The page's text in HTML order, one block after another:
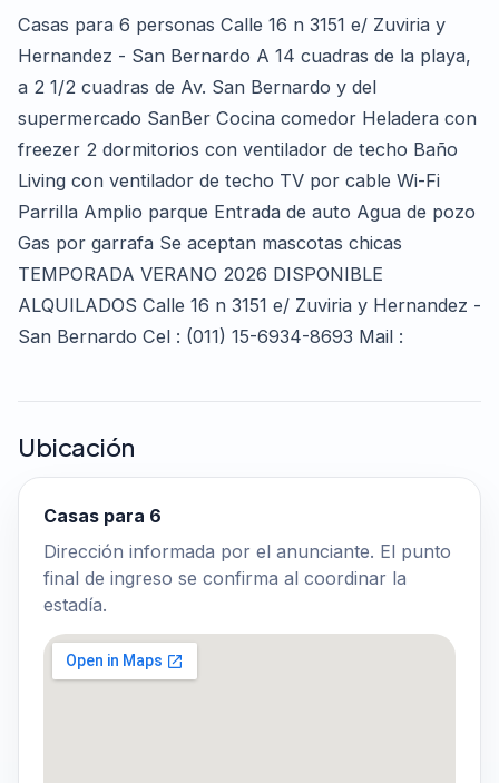
Casas para 6 personas Calle 16 n 3151 e/ Zuviria y
Hernandez - San Bernardo A 14 cuadras de la playa,
a 2 1/2 cuadras de Av. San Bernardo y del
supermercado SanBer Cocina comedor Heladera con
freezer 2 dormitorios con ventilador de techo Baño
Living con ventilador de techo TV por cable Wi-Fi
Parrilla Amplio parque Entrada de auto Agua de pozo
Gas por garrafa Se aceptan mascotas chicas
TEMPORADA VERANO 2026 DISPONIBLE
ALQUILADOS Calle 16 n 3151 e/ Zuviria y Hernandez -
San Bernardo Cel : (011) 15-6934-8693 Mail :
Ubicación
Casas para 6
Dirección informada por el anunciante. El punto
final de ingreso se confirma al coordinar la
estadía.